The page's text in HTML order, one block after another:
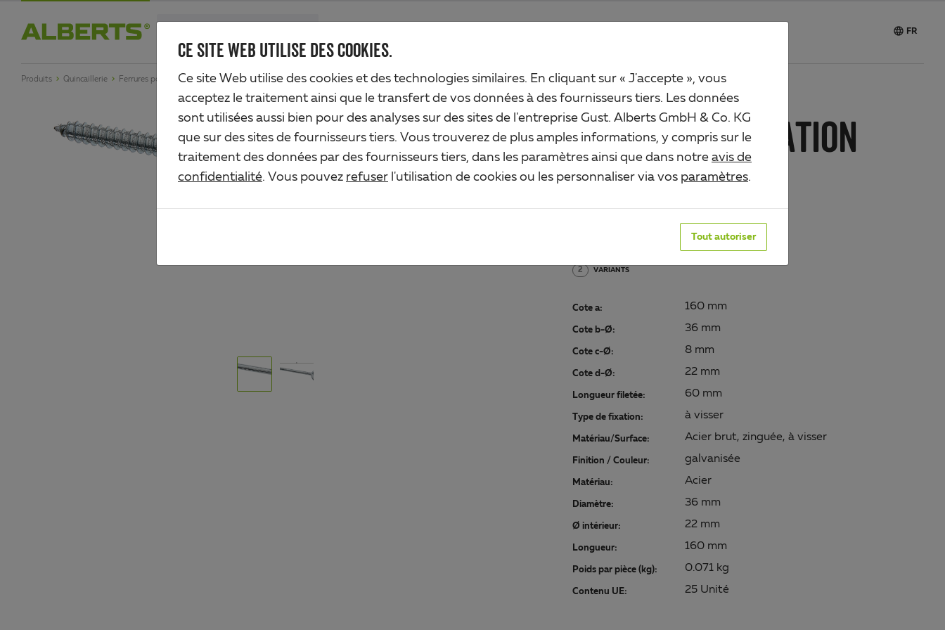
CE SITE WEB UTILISE DES COOKIES.
Ce site Web utilise des cookies et des technologies similaires. En cliquant sur « J'accepte », vous
acceptez le traitement ainsi que le transfert de vos données à des fournisseurs tiers. Les données
sont utilisées aussi bien pour des analyses sur des sites de l'entreprise Gust. Alberts GmbH & Co. KG
que sur des sites de fournisseurs tiers. Vous trouverez de plus amples informations, y compris sur le
traitement des données par des fournisseurs tiers, dans les paramètres ainsi que dans notre avis de
confidentialité. Vous pouvez refuser l'utilisation de cookies ou les personnaliser via vos paramètres.
Tout autoriser
 FR
Produits Quincaillerie Ferrures pour balancement Anneau de fixation
ANNEAU DE FIXATION
Art.-No. 204419
Matériau/Surface:
Acier brut, zinguée, à visser
2 VARIANTS
Cote a: 160 mm
Cote b-Ø: 36 mm
Cote c-Ø: 8 mm
Cote d-Ø: 22 mm
Longueur filetée: 60 mm
Type de fixation: à visser
Matériau/Surface: Acier brut, zinguée, à visser
Finition / Couleur: galvanisée
Matériau: Acier
Diamètre: 36 mm
Ø intérieur: 22 mm
Longueur: 160 mm
Poids par pièce (kg): 0.071 kg
Contenu UE: 25 Unité